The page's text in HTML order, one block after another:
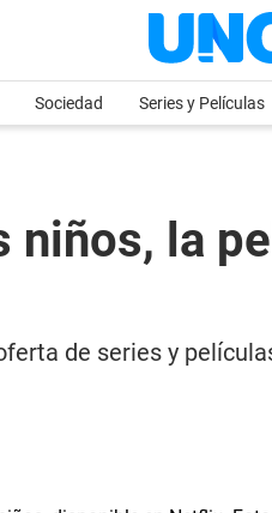
Sociedad Series y Películas
niños, la
de series y